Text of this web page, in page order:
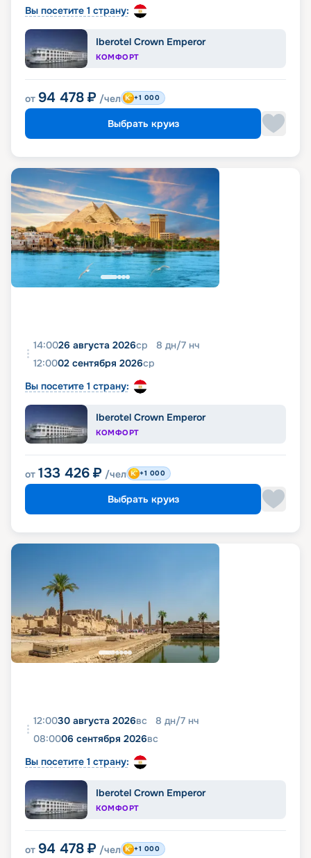
Вы посетите 1 страну:
Iberotel Crown Emperor
КОМФОРТ
от 94 478 ₽ /чел +1 000
Выбрать круиз
14:0026 августа 2026ср 8 дн/7 нч
12:0002 сентября 2026ср
Вы посетите 1 страну:
Iberotel Crown Emperor
КОМФОРТ
от 133 426 ₽ /чел +1 000
Выбрать круиз
12:0030 августа 2026вс 8 дн/7 нч
08:0006 сентября 2026вс
Вы посетите 1 страну:
Iberotel Crown Emperor
КОМФОРТ
от 94 478 ₽ /чел +1 000